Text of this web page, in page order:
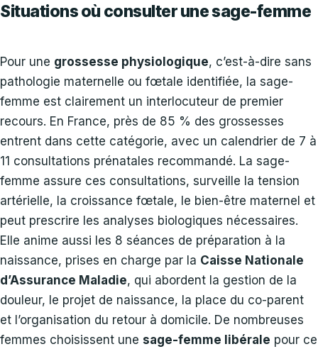
Situations où consulter une sage-femme
Pour une grossesse physiologique, c’est-à-dire sans
pathologie maternelle ou fœtale identifiée, la sage-
femme est clairement un interlocuteur de premier
recours. En France, près de 85 % des grossesses
entrent dans cette catégorie, avec un calendrier de 7 à
11 consultations prénatales recommandé. La sage-
femme assure ces consultations, surveille la tension
artérielle, la croissance fœtale, le bien-être maternel et
peut prescrire les analyses biologiques nécessaires.
Elle anime aussi les 8 séances de préparation à la
naissance, prises en charge par la Caisse Nationale
d’Assurance Maladie, qui abordent la gestion de la
douleur, le projet de naissance, la place du co-parent
et l’organisation du retour à domicile. De nombreuses
femmes choisissent une sage-femme libérale pour ce